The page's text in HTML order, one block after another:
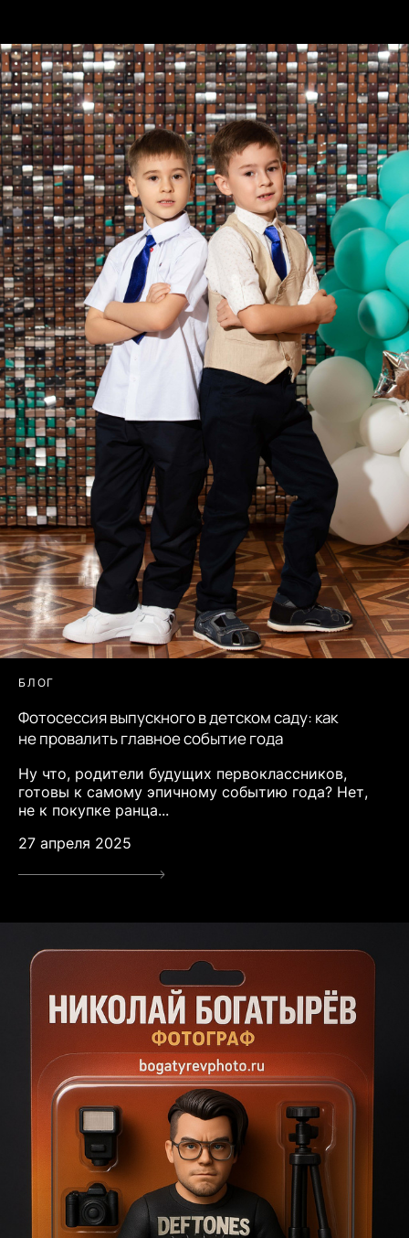
БЛОГ
Фотосессия выпускного в детском саду: как
не провалить главное событие года
Ну что, родители будущих первоклассников,
готовы к самому эпичному событию года? Нет,
не к покупке ранца...
27 апреля 2025